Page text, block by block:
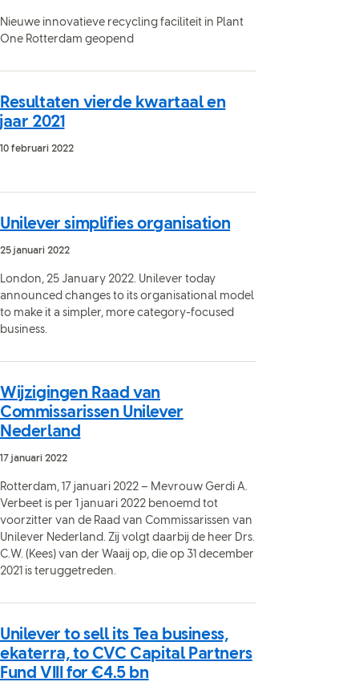
Nieuwe innovatieve recycling faciliteit in Plant
One Rotterdam geopend
Resultaten vierde kwartaal en
jaar 2021
10 februari 2022
Unilever simplifies organisation
25 januari 2022
London, 25 January 2022. Unilever today
announced changes to its organisational model
to make it a simpler, more category-focused
business.
Wijzigingen Raad van
Commissarissen Unilever
Nederland
17 januari 2022
Rotterdam, 17 januari 2022 – Mevrouw Gerdi A.
Verbeet is per 1 januari 2022 benoemd tot
voorzitter van de Raad van Commissarissen van
Unilever Nederland. Zij volgt daarbij de heer Drs.
C.W. (Kees) van der Waaij op, die op 31 december
2021 is teruggetreden.
Unilever to sell its Tea business,
ekaterra, to CVC Capital Partners
Fund VIII for €4.5 bn